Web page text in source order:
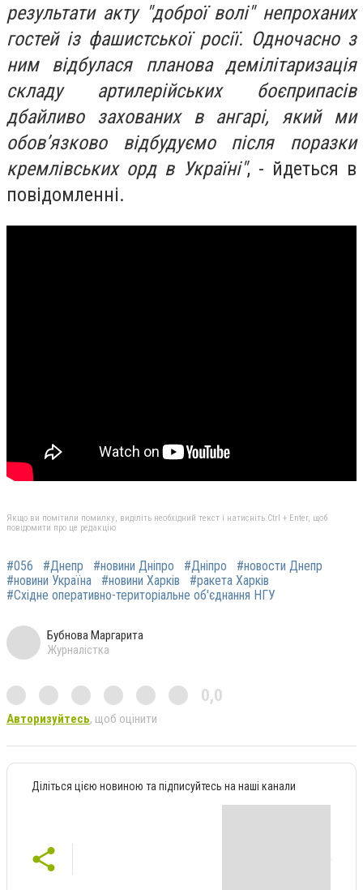
результати акту "доброї волі" непроханих
гостей із фашистської росії. Одночасно з
ним відбулася планова демілітаризація
складу артилерійських боєприпасів
дбайливо захованих в ангарі, який ми
обов’язково відбудуємо після поразки
кремлівських орд в Україні", - йдеться в
повідомленні.
Якщо ви помітили помилку, виділіть необхідний текст і натисніть Ctrl + Enter, щоб
повідомити про це редакцію
#056 #Днепр #новини Дніпро #Дніпро
#новости Днепр
#новини Україна
#новини Харків
#ракета Харків
#Східне оперативно-територіальне об'єднання НГУ
Бубнова Маргарита
Журналістка
0,0
Авторизуйтесь, щоб оцінити
Діліться цією новиною та підписуйтесь на наші канали